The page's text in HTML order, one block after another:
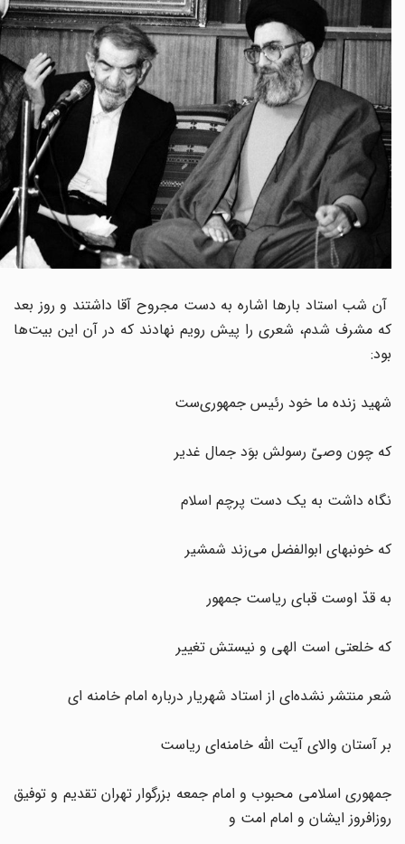
آن شب استاد بارها اشاره به دست مجروح آقا داشتند و روز بعد
که مشرف شدم، شعری را پیش رویم نهادند که در آن این بیت‌ها
بود:
شهید زنده ما خود رئیس جمهوری‌ست
که چون وصیّ رسولش بوَد جمال غدیر
نگاه داشت به یک دست پرچم اسلام
که خونبهای ابوالفضل می‌زند شمشیر
به قدّ اوست قبای ریاست جمهور
که خلعتی است الهی و نیستش تغییر
شعر منتشر نشده‌ای از استاد شهریار درباره امام خامنه ای
بر آستان والای آیت الله خامنه‌ای ریاست
جمهوری اسلامی محبوب و امام جمعه بزرگوار تهران تقدیم و توفیق
روزافروز ایشان و امام امت و